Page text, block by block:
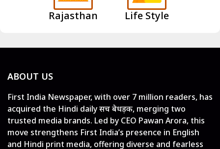
Rajasthan Life Style
ABOUT US
First India Newspaper, with over 7 million readers, has
acquired the Hindi daily सच बेधड़क, merging two
trusted media brands. Led by CEO Pawan Arora, this
move strengthens First India’s presence in English
and Hindi print media, offering diverse and fearless